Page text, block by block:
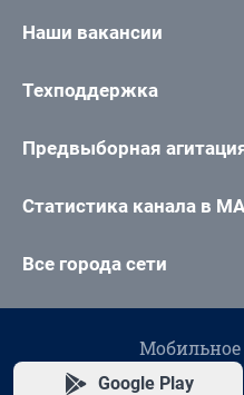
Наши вакансии
Техподдержка
Предвыборная
Статистика канала в
Все города сети
Google Play